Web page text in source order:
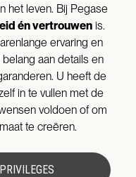
het leven. Bij Pegase
én vertrouwenis.
ervaring en
aan details en
U heeft de
in te vullen met de
voldoen of om
te creëren.